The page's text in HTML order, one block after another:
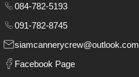
084-782-5193
091-782-8745
siamcannerycrew@outlook.com
Facebook Page